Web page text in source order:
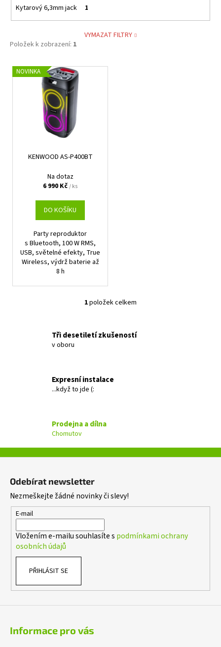
Kytarový 6,3mm jack 1
VYMAZAT FILTRY
Položek k zobrazení: 1
VNOVINKA
KENWOOD AS-P400BT
Na dotaz
6 990 Kč/ ks
DO KOŠÍKU
Party reproduktor
s Bluetooth, 100 W RMS,
USB, světelné efekty, True
Wireless, výdrž baterie až
8 h
O
l
á
í
v
ý
s
1položek celkem
Tři desetiletí zkušeností
v oboru
Expresní instalace
...když to jde (:
Prodejna a dílna
Chomutov
Odebírat newsletter
Nezmeškejte žádné novinky či slevy!
E-mail
Vložením e-mailu souhlasíte s podmínkami ochrany
osobních údajů
PŘIHLÁSIT SE
Informace pro vás